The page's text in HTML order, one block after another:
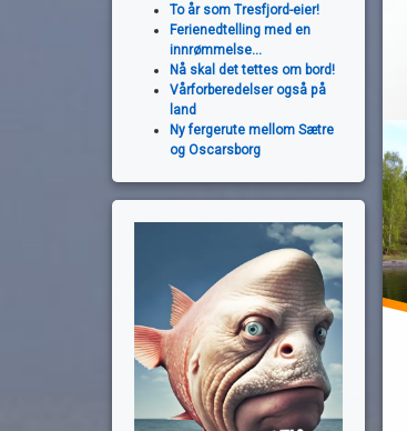
To år som Tresfjord-eier!
Ferienedtelling med en
innrømmelse...
Nå skal det tettes om bord!
Vårforberedelser også på
land
Ny fergerute mellom Sætre
og Oscarsborg